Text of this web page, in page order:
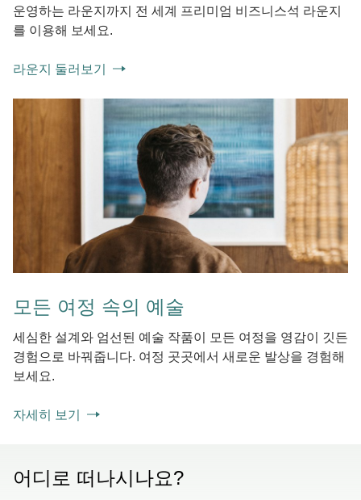
운영하는 라운지까지 전 세계 프리미엄 비즈니스석 라운지
를 이용해 보세요.
라운지 둘러보기
모든 여정 속의 예술
세심한 설계와 엄선된 예술 작품이 모든 여정을 영감이 깃든
경험으로 바꿔줍니다. 여정 곳곳에서 새로운 발상을 경험해
보세요.
자세히 보기
어디로 떠나시나요?